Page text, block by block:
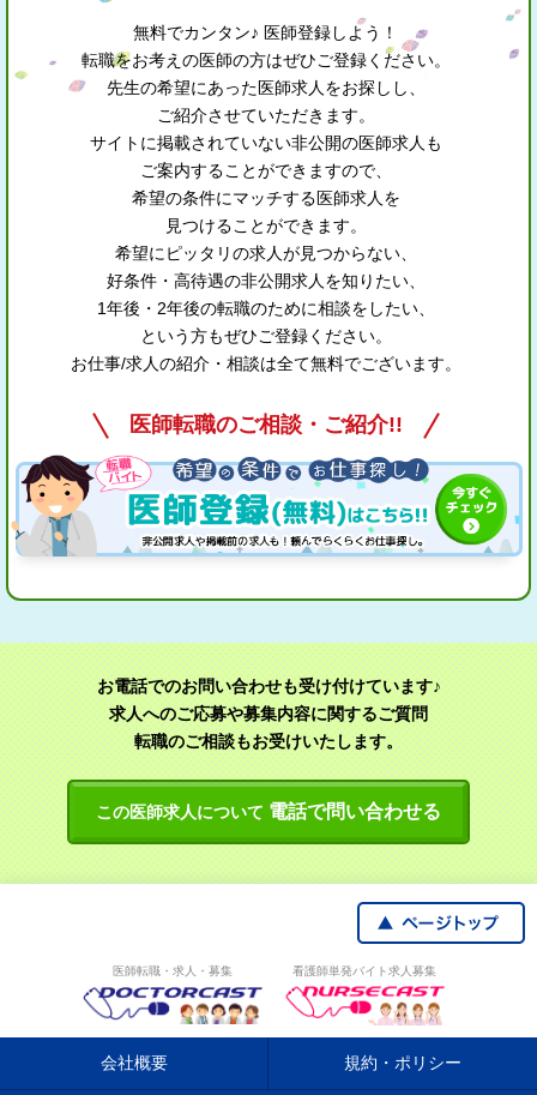
無料でカンタン♪ 医師登録しよう！
転職をお考えの医師の方はぜひご登録ください。
先生の希望にあった医師求人をお探しし、
ご紹介させていただきます。
サイトに掲載されていない非公開の医師求人も
ご案内することができますので、
希望の条件にマッチする医師求人を
見つけることができます。
希望にピッタリの求人が見つからない、
好条件・高待遇の非公開求人を知りたい、
1年後・2年後の転職のために相談をしたい、
という方もぜひご登録ください。
お仕事/求人の紹介・相談は全て無料でございます。
医師転職のご相談・ご紹介!!
お電話でのお問い合わせも受け付けています♪
求人へのご応募や募集内容に関するご質問
転職のご相談もお受けいたします。
この医師求人について 電話で問い合わせる
医師転職・求人・募集 看護師単発バイト求人募集
会社概要 規約・ポリシー